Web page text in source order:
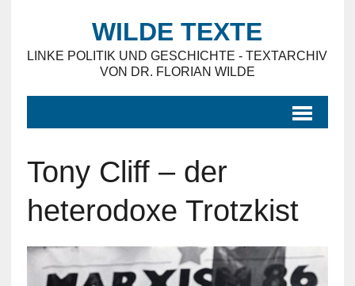
WILDE TEXTE
LINKE POLITIK UND GESCHICHTE - TEXTARCHIV
VON DR. FLORIAN WILDE
Tony Cliff – der
heterodoxe Trotzkist